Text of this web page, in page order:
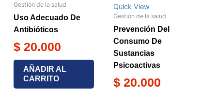
Gestión de la salud
Uso Adecuado De
Antibióticos
$20.000
AÑADIR AL
CARRITO
Quick View
Gestión de la salud
Prevención Del
Consumo De
Sustancias
Psicoactivas
$ 20.000